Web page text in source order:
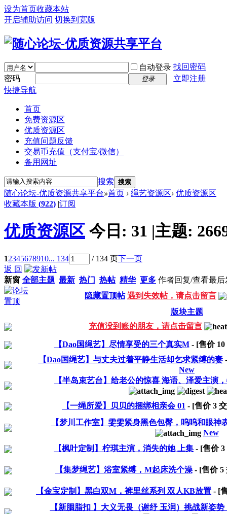
设为首页收藏本站
开启辅助访问 切换到宽版
自动登录 找回密码
密码
登录
立即注册
快捷导航
首页
免费资源区
优质资源区
充值问题反馈
交易币充值（支付宝/微信）
备用网址
搜索 搜索
随心论坛-优质资源共享平台»首页 › 绳艺资源区› 优质资源区
收藏本版 (922) |订阅
优质资源区 今日: 31 |主题:
12345678910... 134 / 134 页下一页
返 回
新窗 全部主题 最新 热门 热帖 精华 更多 作者回复/查看最后
隐藏置顶帖 遇到失效帖，请点击留言
版块主题
充值没到账的朋友，请点击留言
【Dao国绳艺】尽情享受的三个真实M- [售价 10
【Dao国绳艺】与丈夫过着平静生活却乞求紧缚的妻
New
【半岛束艺台】给老公的惊喜 海语、泽爱主演
【一绳所爱】贝贝的捆绑相亲会 01 - [售价3
【梦川工作室】雯雯紧身黑色包臀，呜呜和眼神
New
【枫叶定制】柠琪主演，消失的她 上集 - [售价3
【集梦绳艺】浴室紧缚，M起床洗个澡- [售价5
【金宝定制】黑白双M，裤里丝系列 双人KB放置 - [
【新胭脂扣 】大义无畏（谢纾 玉润）挑战新姿势